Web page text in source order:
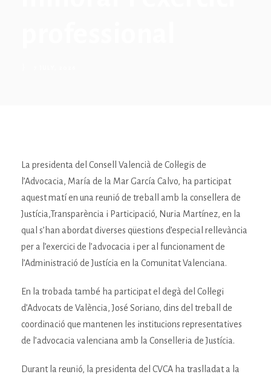
La presidenta del Consell Valencià de Col·legis de
l’Advocacia, María de la Mar García Calvo, ha participat
aquest matí en una reunió de treball amb la consellera de
Justícia,Transparència i Participació, Nuria Martínez, en la
qual s’han abordat diverses qüestions d’especial rellevància
per a l’exercici de l’advocacia i per al funcionament de
l’Administració de Justícia en la Comunitat Valenciana.
En la trobada també ha participat el degà del Col·legi
d’Advocats de València, José Soriano, dins del treball de
coordinació que mantenen les institucions representatives
de l’advocacia valenciana amb la Conselleria de Justícia.
Durant la reunió, la presidenta del CVCA ha traslladat a la